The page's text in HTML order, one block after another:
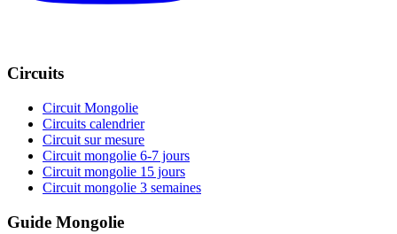
Circuits
Circuit Mongolie
Circuits calendrier
Circuit sur mesure
Circuit mongolie 6-7 jours
Circuit mongolie 15 jours
Circuit mongolie 3 semaines
Guide Mongolie